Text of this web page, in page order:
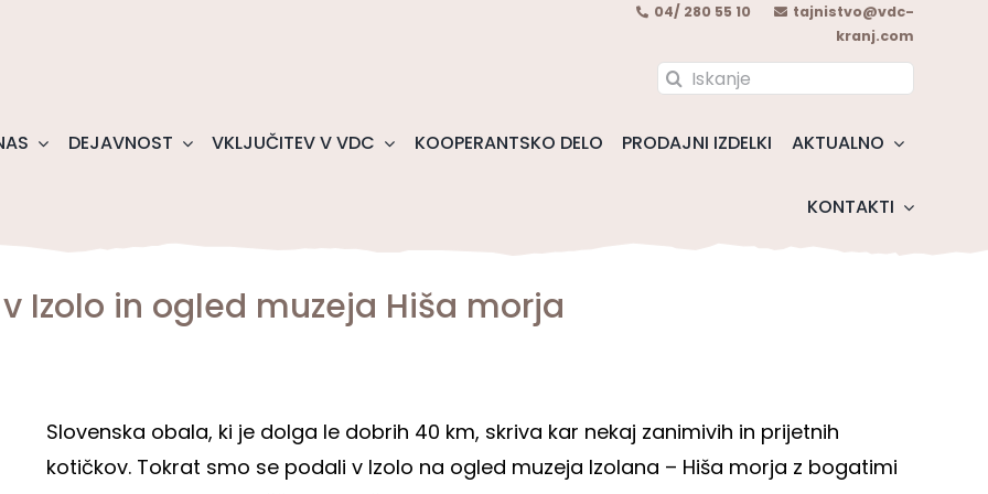
04/ 280 55 10
tajnistvo@vdc-
kranj.com
Search
DEJAVNOST VKLJUČITEV V VDC KOOPERANTSKO DELO PRODAJNI IZDELKI AKTUALNO
KONTAKTI
Izolo in ogled muzeja Hiša morja
Slovenska obala, ki je dolga le dobrih 40 km, skriva kar nekaj zanimivih in prijetnih
kotičkov. Tokrat smo se podali v Izolo na ogled muzeja Izolana – Hiša morja z bogatimi